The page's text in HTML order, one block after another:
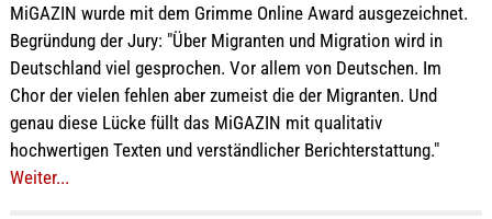
MiGAZIN wurde mit dem Grimme Online Award ausgezeichnet.
Begründung der Jury: "Über Migranten und Migration wird in
Deutschland viel gesprochen. Vor allem von Deutschen. Im
Chor der vielen fehlen aber zumeist die der Migranten. Und
genau diese Lücke füllt das MiGAZIN mit qualitativ
hochwertigen Texten und verständlicher Berichterstattung."
Weiter...